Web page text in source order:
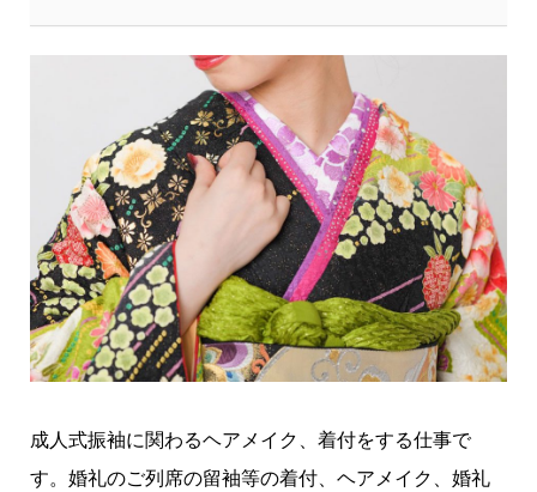
成人式振袖に関わるヘアメイク、着付をする仕事で
す。婚礼のご列席の留袖等の着付、ヘアメイク、婚礼